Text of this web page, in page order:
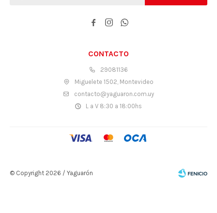
CONTACTO
29081136
Miguelete 1502, Montevideo
contacto@yaguaron.com.uy
L a V 8:30 a 18:00hs
  
© Copyright 2026 / Yaguarón